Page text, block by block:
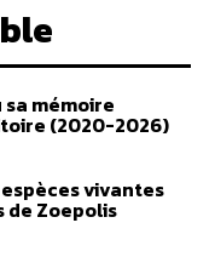
mémoire
(2020-2026)
vivantes
de Zoepolis